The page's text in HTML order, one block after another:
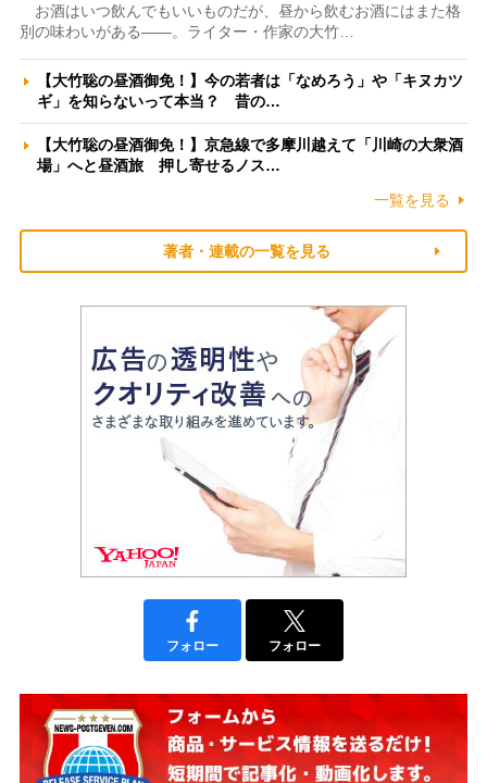
お酒はいつ飲んでもいいものだが、昼から飲むお酒にはまた格
別の味わいがある――。ライター・作家の大竹…
【大竹聡の昼酒御免！】今の若者は「なめろう」や「キヌカツ
ギ」を知らないって本当？ 昔の…
【大竹聡の昼酒御免！】京急線で多摩川越えて「川崎の大衆酒
場」へと昼酒旅 押し寄せるノス…
一覧を見る
著者・連載の一覧を見る
フォロー フォロー